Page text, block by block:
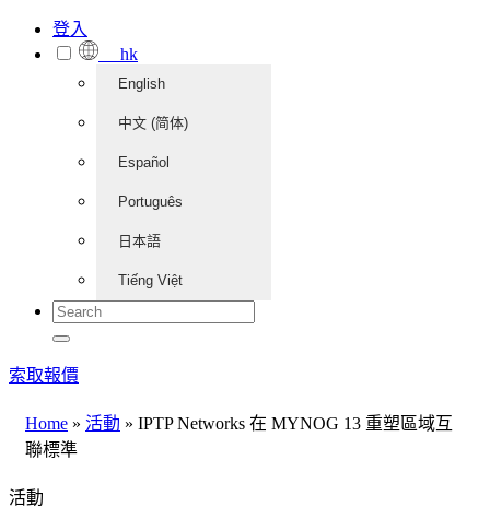
登入
hk
English
中文 (简体)
Español
Português
日本語
Tiếng Việt
索取報價
Home » 活動 » IPTP Networks 在 MYNOG 13 重塑區域互
聯標準
活動